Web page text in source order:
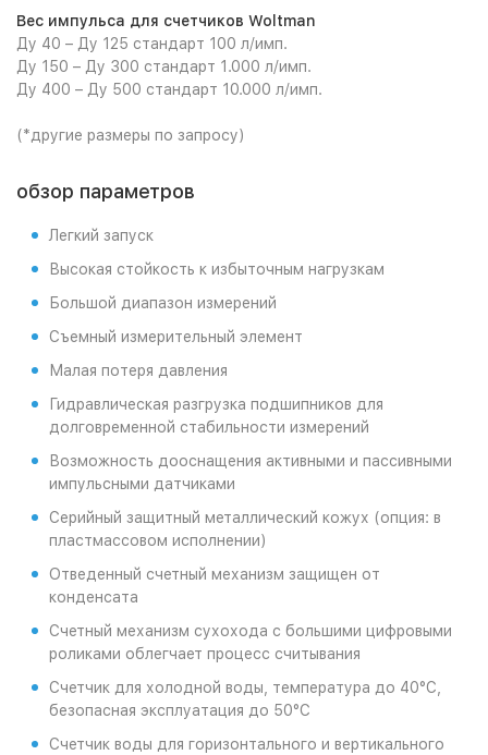
Вес импульса для счетчиков Woltman
Ду 40 – Ду 125 стандарт 100 л/имп.
Ду 150 – Ду 300 стандарт 1.000 л/имп.
Ду 400 – Ду 500 стандарт 10.000 л/имп.
(*другие размеры по запросу)
обзор параметров
Легкий запуск
Высокая стойкость к избыточным нагрузкам
Большой диапазон измерений
Съемный измерительный элемент
Малая потеря давления
Гидравлическая разгрузка подшипников для
долговременной стабильности измерений
Возможность дооснащения активными и пассивными
импульсными датчиками
Серийный защитный металлический кожух (опция: в
пластмассовом исполнении)
Отведенный счетный механизм защищен от
конденсата
Счетный механизм сухохода с большими цифровыми
роликами облегчает процесс считывания
Счетчик для холодной воды, температура до 40°C,
безопасная эксплуатация до 50°C
Счетчик воды для горизонтального и вертикального